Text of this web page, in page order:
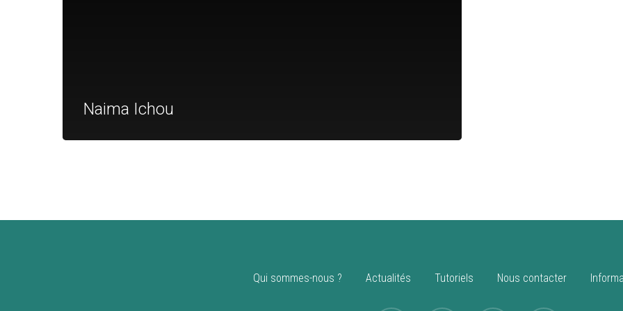
Naima Ichou
Qui sommes-nous ? Actualités Tutoriels Nous contacter